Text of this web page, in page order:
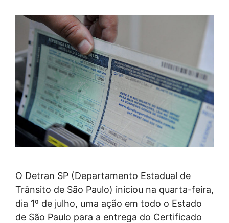
O Detran SP (Departamento Estadual de
Trânsito de São Paulo) iniciou na quarta-feira,
dia 1º de julho, uma ação em todo o Estado
de São Paulo para a entrega do Certificado